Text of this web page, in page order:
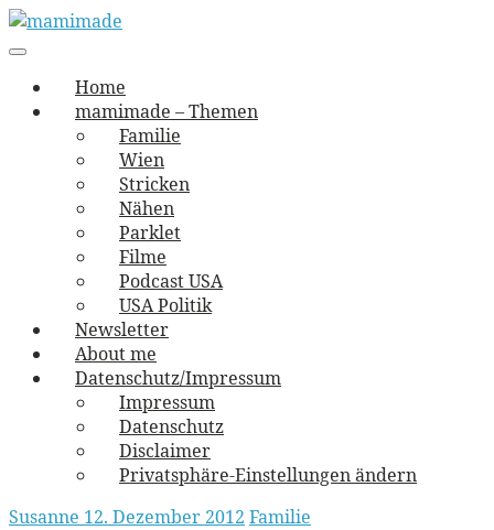
Skip
to
mamimade
vernäht und zugetextet
navigation
Menu
Home
mamimade – Themen
Familie
Wien
Stricken
Nähen
Parklet
Filme
Podcast USA
USA Politik
Newsletter
About me
Datenschutz/Impressum
Impressum
Datenschutz
Disclaimer
Privatsphäre-Einstellungen ändern
Susanne 12. Dezember 2012 Familie